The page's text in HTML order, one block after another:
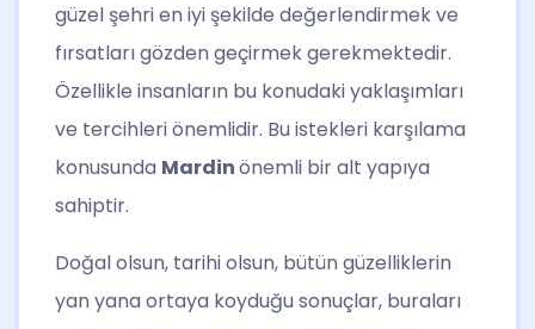
güzel şehri en iyi şekilde değerlendirmek ve
fırsatları gözden geçirmek gerekmektedir.
Özellikle insanların bu konudaki yaklaşımları
ve tercihleri önemlidir. Bu istekleri karşılama
konusunda Mardinönemli bir alt yapıya
sahiptir.
Doğal olsun, tarihi olsun, bütün güzelliklerin
yan yana ortaya koyduğu sonuçlar, buraları